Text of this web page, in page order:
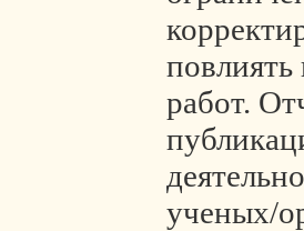
работ.
ученых/